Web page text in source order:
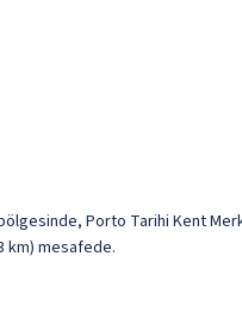
Porto Tarihi Kent
km) mesafede.